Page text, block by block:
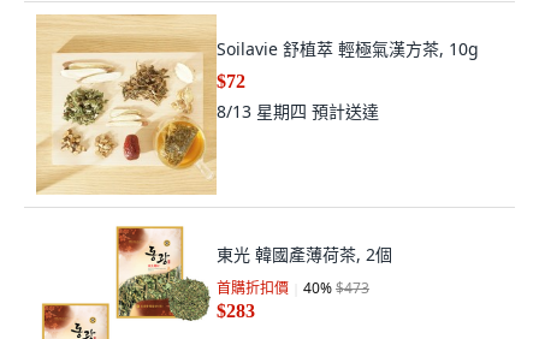
Soilavie 舒植萃 輕極氣漢方茶, 10g
$72
8/13 星期四 預計送達
東光 韓國產薄荷茶, 2個
首購折扣價 40%$473
$283